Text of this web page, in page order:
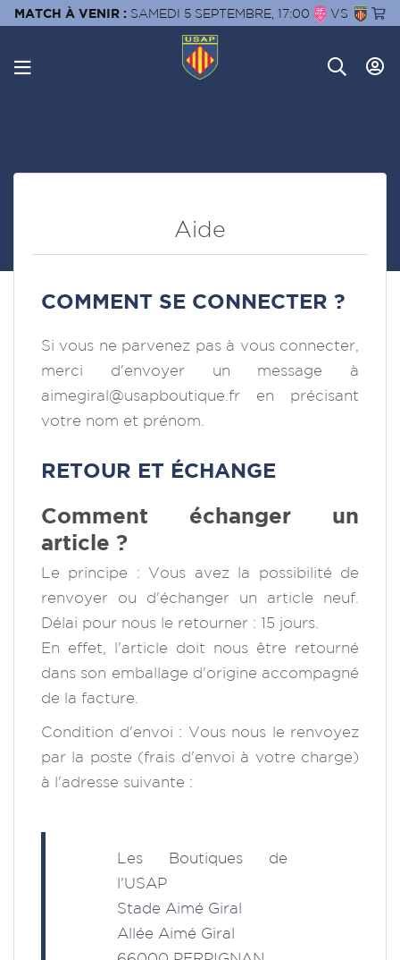
MATCH À VENIR : SAMEDI 5 SEPTEMBRE, 17:00 VS
Aide
COMMENT SE CONNECTER ?
Si vous ne parvenez pas à vous connecter,
merci d'envoyer un message à
aimegiral@usapboutique.fr en précisant
votre nom et prénom.
RETOUR ET ÉCHANGE
Comment échanger un
article ?
Le principe : Vous avez la possibilité de
renvoyer ou d'échanger un article neuf.
Délai pour nous le retourner : 15 jours.
En effet, l'article doit nous être retourné
dans son emballage d'origine accompagné
de la facture.
Condition d'envoi : Vous nous le renvoyez
par la poste (frais d'envoi à votre charge)
à l'adresse suivante :
Les Boutiques de
l'USAP
Stade Aimé Giral
Allée Aimé Giral